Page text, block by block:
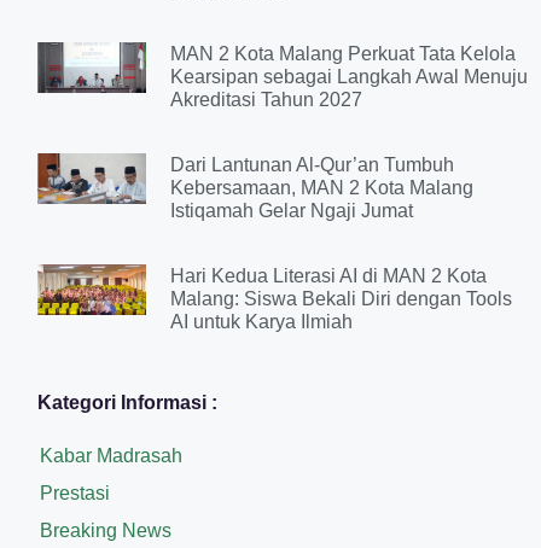
MAN 2 Kota Malang Perkuat Tata Kelola
Kearsipan sebagai Langkah Awal Menuju
Akreditasi Tahun 2027
Dari Lantunan Al-Qur’an Tumbuh
Kebersamaan, MAN 2 Kota Malang
Istiqamah Gelar Ngaji Jumat
Hari Kedua Literasi AI di MAN 2 Kota
Malang: Siswa Bekali Diri dengan Tools
AI untuk Karya Ilmiah
Kategori Informasi :
Kabar Madrasah
Prestasi
Breaking News